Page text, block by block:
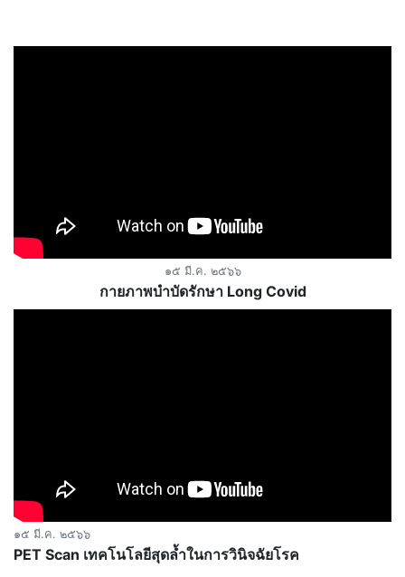
๑๕ มี.ค. ๒๕๖๖
กายภาพบำบัดรักษา Long Covid
๑๕ มี.ค. ๒๕๖๖
PET Scan เทคโนโลยีสุดล้ำในการวินิจฉัยโรค